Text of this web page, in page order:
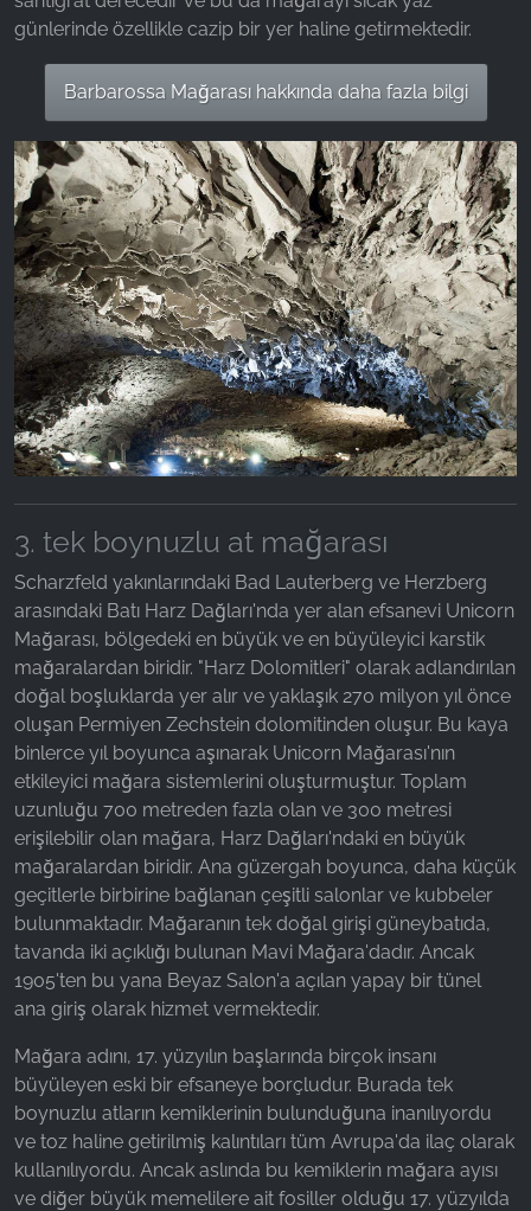
günlerinde özellikle cazip bir yer haline getirmektedir.
Barbarossa Mağarası hakkında daha fazla bilgi
3. tek boynuzlu at mağarası
Scharzfeld yakınlarındaki Bad Lauterberg ve Herzberg
arasındaki Batı Harz Dağları'nda yer alan efsanevi Unicorn
Mağarası, bölgedeki en büyük ve en büyüleyici karstik
mağaralardan biridir. "Harz Dolomitleri" olarak adlandırılan
doğal boşluklarda yer alır ve yaklaşık 270 milyon yıl önce
oluşan Permiyen Zechstein dolomitinden oluşur. Bu kaya
binlerce yıl boyunca aşınarak Unicorn Mağarası'nın
etkileyici mağara sistemlerini oluşturmuştur. Toplam
uzunluğu 700 metreden fazla olan ve 300 metresi
erişilebilir olan mağara, Harz Dağları'ndaki en büyük
mağaralardan biridir. Ana güzergah boyunca, daha küçük
geçitlerle birbirine bağlanan çeşitli salonlar ve kubbeler
bulunmaktadır. Mağaranın tek doğal girişi güneybatıda,
tavanda iki açıklığı bulunan Mavi Mağara'dadır. Ancak
1905'ten bu yana Beyaz Salon'a açılan yapay bir tünel
ana giriş olarak hizmet vermektedir.
Mağara adını, 17. yüzyılın başlarında birçok insanı
büyüleyen eski bir efsaneye borçludur. Burada tek
boynuzlu atların kemiklerinin bulunduğuna inanılıyordu
ve toz haline getirilmiş kalıntıları tüm Avrupa'da ilaç olarak
kullanılıyordu. Ancak aslında bu kemiklerin mağara ayısı
ve diğer büyük memelilere ait fosiller olduğu 17. yüzyılda